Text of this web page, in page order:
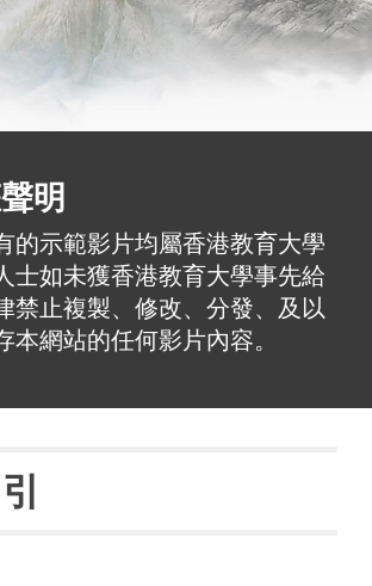
明
的示範影片均屬香港教育大學
士如未獲香港教育大學事先給
禁止複製、修改、分發、及以
本網站的任何影片內容。
引